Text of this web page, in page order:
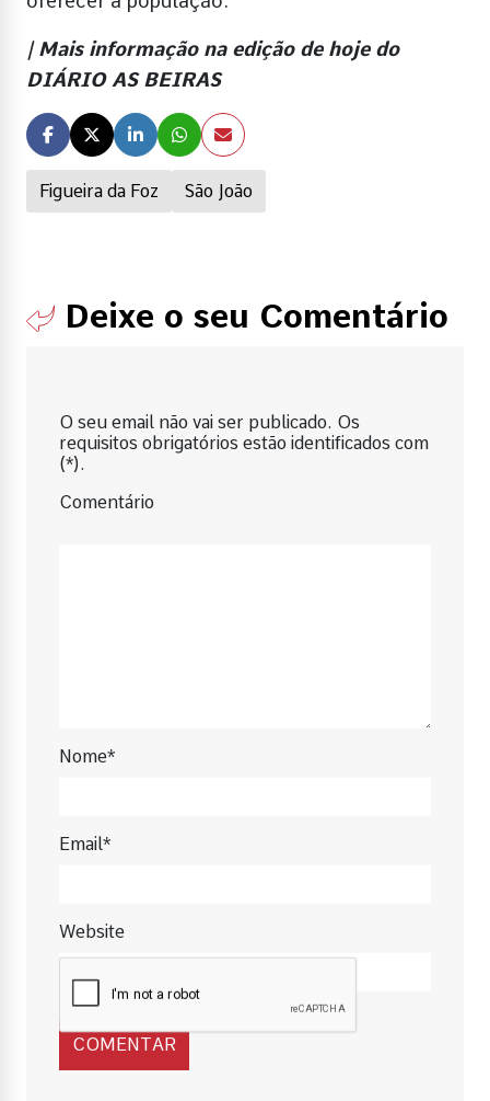
Figueira da Foz São João
| Mais informação na edição de hoje do
DIÁRIO AS BEIRAS
Deixe o seu Comentário
O seu email não vai ser publicado. Os
requisitos obrigatórios estão identificados com
(*).
Comentário
Nome*
Email*
Website